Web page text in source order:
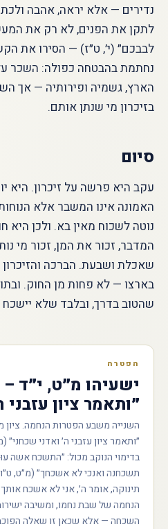
נדירים — אלא יראה, אהבה
לתקן את הפנים, לא רק את
לבבכם״ (י׳, ט״ז) — הסירו את
נחתמת בהבטחה כפולה: השכר
הארץ, גשמיה ופירותיה — אך
בזיכרון מי שנתן אותם.
סיום
עקב היא פרשה על זיכרון. היא
האמונה אינו המשבר אלא
נוטה לשכוח מאין בא. ולכן היא
המדבר, זכור את המן, זכור מי
שאכלת ושבעת. הברכה
בארצו — לא פחות מן החוק.
שהטוב בדרך, ובלבד שלא יישכח
הפטרה
ישעיהו מ״ט, י״ד –
״ותאמר ציון עזבני
השנייה משבע הפטרות הנחמה.
״ותאמר ציון עזבני ה׳ ואדני
בדימוי הנוקב מכול: ״התשכח אשה
תשכחנה ואנכי לא אשכחך״ (מ״ט,
תינוקה, אומר ה׳, אני לא אשכח
הנחמה של שבת נחמו, ומשיבה
השכחה — אלא שכאן זו שאלה